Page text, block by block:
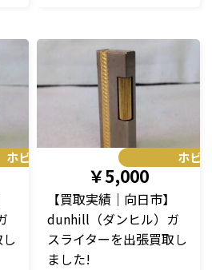
ホビー ホビ
￥5,000
【買取実績｜向日市】
dunhill（ダンヒル）ガ
スライターを出張買取し
ました!